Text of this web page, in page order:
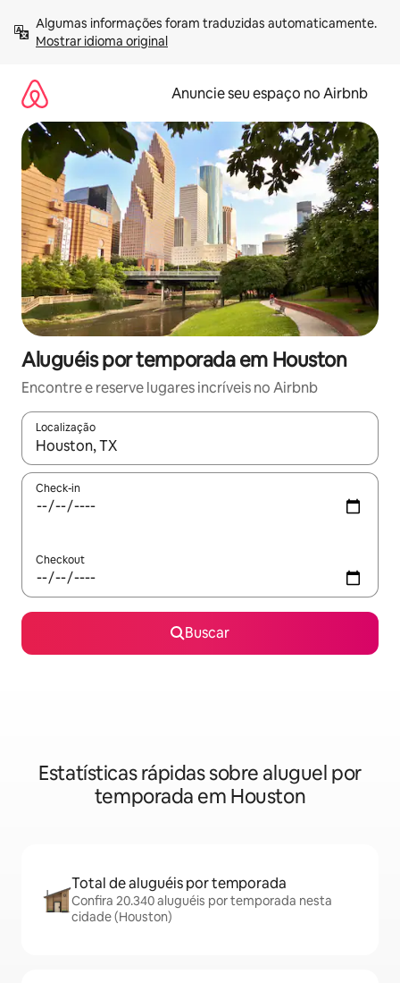
para
Mostrar idioma original
Anuncie seu espaço no Airbnb
Aluguéis por temporada em Houston
Encontre e reserve lugares incríveis no Airbnb
Localização
Quando os resultados estiverem disponíveis, explore-os
Check-in
Checkout
Buscar
Estatísticas rápidas sobre aluguel por
temporada em Houston
Total de aluguéis por temporada
Confira 20.340 aluguéis por temporada nesta
cidade (Houston)